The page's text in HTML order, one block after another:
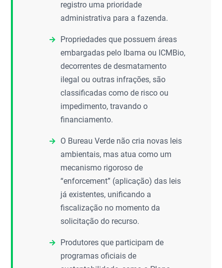
registro uma prioridade
administrativa para a fazenda.
Propriedades que possuem áreas
embargadas pelo Ibama ou ICMBio,
decorrentes de desmatamento
ilegal ou outras infrações, são
classificadas como de risco ou
impedimento, travando o
financiamento.
O Bureau Verde não cria novas leis
ambientais, mas atua como um
mecanismo rigoroso de
“enforcement” (aplicação) das leis
já existentes, unificando a
fiscalização no momento da
solicitação do recurso.
Produtores que participam de
programas oficiais de